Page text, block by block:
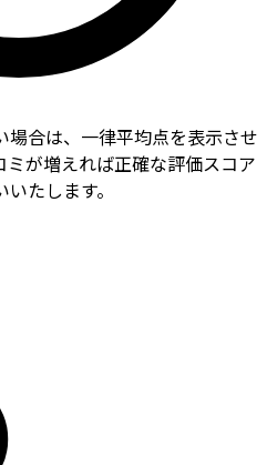
場合は、一律平均点を表示させ
が増えれば正確な評価スコア
たします。